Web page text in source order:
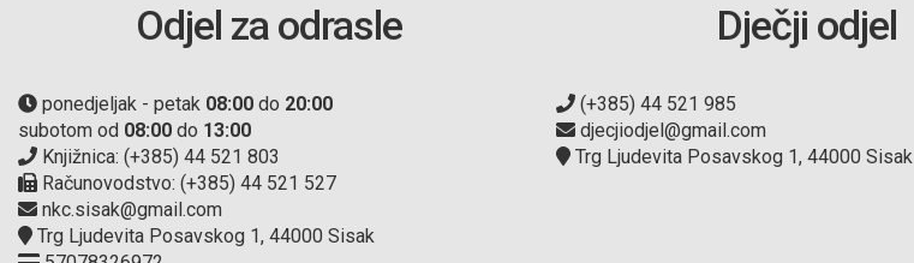
Odjel za odrasle
ponedjeljak - petak 08:00 do 20:00
subotom od 08:00 do 13:00
Knjižnica: (+385) 44 521 803
Računovodstvo: (+385) 44 521 527
nkc.sisak@gmail.com
Trg Ljudevita Posavskog 1, 44000 Sisak
Dječji odjel
(+385) 44 521 985
djecjiodjel@gmail.com
Trg Ljudevita Posavskog 1, 44000 Sisak